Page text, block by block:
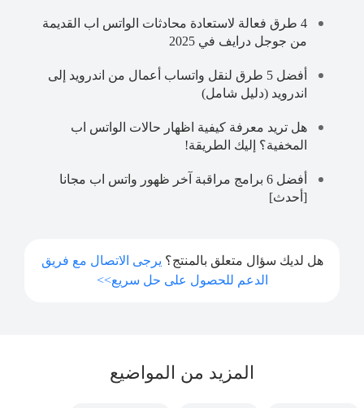
4 طرق فعالة لاستعادة محادثات الواتس اب القديمة
من جوجل درايف في 2025
أفضل 5 طرق لنقل واتساب أعمال من اندرويد إلى
اندرويد (دليل شامل)
هل تريد معرفة كيفية اظهار حالات الواتس اب
المخفية؟ إليك الطريقة!
أفضل 6 برامج مراقبة آخر ظهور واتس اب مجانا
[أحدث]
هل لديك سؤال متعلق بالمنتج؟ يرجى الاتصال مع فريق
الدعم للحصول على حل سريع>>
المزيد من المواضيع